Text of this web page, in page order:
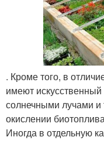
. Кроме того, в
имеют
солнечными лучами
окислении
Иногда в отдельную